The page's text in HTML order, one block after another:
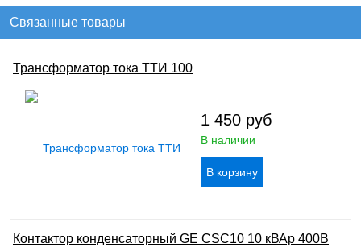
Связанные товары
Трансформатор тока ТТИ 100
1 450 руб
В наличии
Контактор конденсаторный GE CSC10 10 кВАр 400В